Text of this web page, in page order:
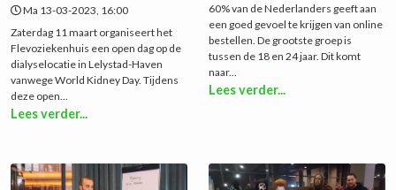
Ma 13-03-2023, 16:00
Zaterdag 11 maart organiseert het
Flevoziekenhuis een open dag op de
dialyselocatie in Lelystad-Haven
vanwege World Kidney Day. Tijdens
deze open...
Lees verder...
60% van de Nederlanders geeft aan
een goed gevoel te krijgen van online
bestellen. De grootste groep is
tussen de 18 en 24 jaar. Dit komt
naar...
Lees verder...